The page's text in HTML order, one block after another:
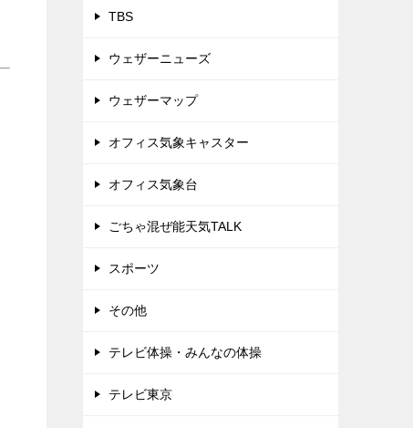
TBS
ウェザーニューズ
ウェザーマップ
オフィス気象キャスター
オフィス気象台
ごちゃ混ぜ能天気TALK
スポーツ
その他
テレビ体操・みんなの体操
テレビ東京